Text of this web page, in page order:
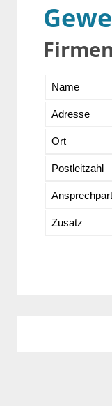
Name
Adresse
Ort
Postleitzahl
Zusatz